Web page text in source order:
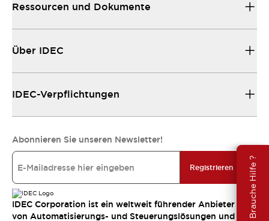
Brauche Hilfe ?
Ressourcen und Dokumente
Über IDEC
IDEC-Verpflichtungen
Abonnieren Sie unseren Newsletter!
Registrieren
IDEC Corporation ist ein weltweit führender Anbieter
von Automatisierungs- und Steuerungslösungen und